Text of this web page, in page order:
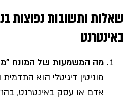
שאלות ותשובות נפוצות
באינטרנט
מה המשמעות של המונח
מוניטין דיגיטלי הוא
אדם או עסק באינטרנט,